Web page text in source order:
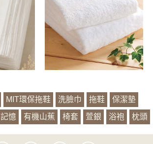
MIT環保拖鞋 洗臉巾 拖鞋 保潔墊
記憶 有機山蕉 椅套 萱銀 浴袍 枕頭